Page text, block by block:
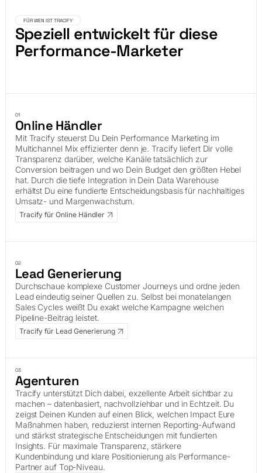
FÜR WEN IST TRACIFY
Speziell entwickelt für diese
Performance-Marketer
01
Online Händler
Mit Tracify steuerst Du Dein Performance Marketing im
Multichannel Mix effizienter denn je. Tracify liefert Dir volle
Transparenz darüber, welche Kanäle tatsächlich zur
Conversion beitragen und wo Dein Budget den größten Hebel
hat. Durch die tiefe Integration in Dein Data Warehouse
erhältst Du eine fundierte Entscheidungsbasis für nachhaltiges
Umsatz- und Margenwachstum.
Tracify für Online Händler
02
Lead Generierung
Durchschaue komplexe Customer Journeys und ordne jeden
Lead eindeutig seiner Quellen zu. Selbst bei monatelangen
Sales Cycles weißt Du exakt welche Kampagne welchen
Pipeline-Beitrag leistet.
Tracify für Lead Generierung
03
Agenturen
Tracify unterstützt Dich dabei, exzellente Arbeit sichtbar zu
machen – datenbasiert, nachvollziehbar und in Echtzeit. Du
zeigst Deinen Kunden auf einen Blick, welchen Impact Eure
Maßnahmen haben, reduzierst internen Reporting-Aufwand
und stärkst strategische Entscheidungen mit fundierten
Insights. Für maximale Transparenz, stärkere
Kundenbindung und klare Positionierung als Performance-
Partner auf Top-Niveau.